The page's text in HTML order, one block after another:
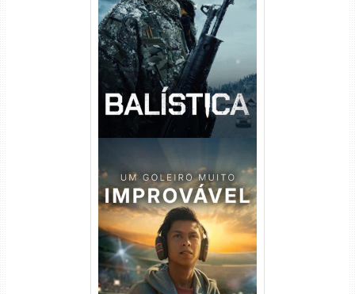
Balística Torrent (2025) WEB-
DL 1080p Dual Áudio
Um Goleiro Muito Improvável
Torrent (2026) WEB-DL 1080p
Dual Áudio